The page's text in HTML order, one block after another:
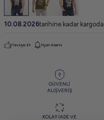
10.08.2026tarihine kadar kargoda
Tavsiye Et Fiyat Alarmı
GÜVENLİ
ALIŞVERİŞ
KOLAY İADE VE